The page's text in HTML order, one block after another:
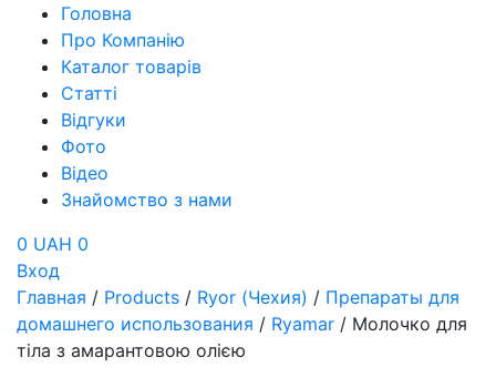
Головна
Про Компанію
Каталог товарів
Статті
Відгуки
Фото
Відео
Знайомство з нами
0 UAH 0
Вход
Главная / Products / Ryor (Чехия) / Препараты для
домашнего использования / Ryamar / Молочко для
тіла з амарантовою олією